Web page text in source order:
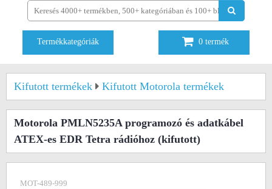
Termékkategóriák 0 termék
Kifutott termékek Kifutott Motorola termékek
Motorola PMLN5235A programozó és adatkábel
ATEX-es EDR Tetra rádióhoz (kifutott)
MOT-489-999